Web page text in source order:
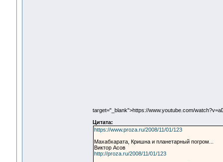
target="_blank">https://www.youtube.com/
Цитата:
https://www.proza.ru/2008/11/01/123
Махабхарата, Кришна и планетарный погром...
Виктор Асов
http://proza.ru/2008/11/01/123